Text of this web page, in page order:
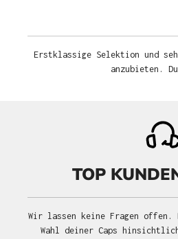
Erstklassige Selektion und
anzubieten.
TOP
Wir lassen keine Fragen
Wahl deiner Caps